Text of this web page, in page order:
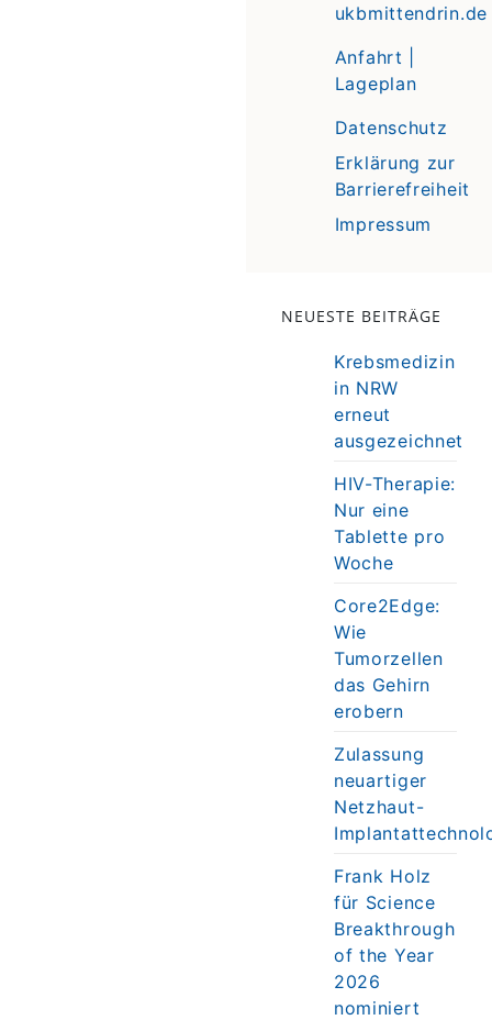
ukbmittendrin.de
Anfahrt |
Lageplan
Datenschutz
Erklärung zur
Barrierefreiheit
Impressum
NEUESTE BEITRÄGE
Krebsmedizin
in NRW
erneut
ausgezeichnet
HIV-Therapie:
Nur eine
Tablette pro
Woche
Core2Edge:
Wie
Tumorzellen
das Gehirn
erobern
Zulassung
neuartiger
Netzhaut-
Frank Holz
für Science
Breakthrough
of the Year
2026
nominiert